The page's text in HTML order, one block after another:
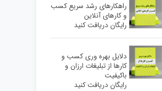
راهکارهای رشد سریع کسب
و کارهای آنلاین
رایگان دریافت کنید
دلایل بهره وری کسب و
کارها از تبلیغات ارزان و
باکیفیت
رایگان دریافت کنید